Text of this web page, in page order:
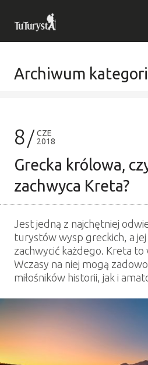
Archiwum
8
CZE
2018
Grecka królowa,
zachwyca Kreta?
Jest jedną z najchętniej
turystów wysp greckich, a
zachwycić każdego. Kreta to
Wczasy na niej mogą
miłośników historii, jak i